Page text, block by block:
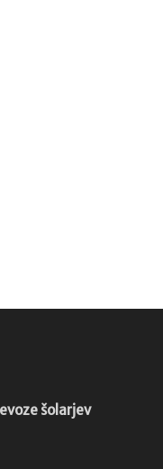
šolarjev